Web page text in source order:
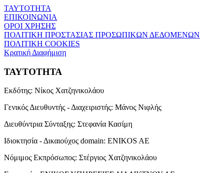
ΤΑΥΤΟΤΗΤΑ
ΕΠΙΚΟΙΝΩΝΙΑ
ΟΡΟΙ ΧΡΗΣΗΣ
ΠΟΛΙΤΙΚΗ ΠΡΟΣΤΑΣΙΑΣ ΠΡΟΣΩΠΙΚΩΝ ΔΕΔΟΜΕΝΩΝ
ΠΟΛΙΤΙΚΗ COOKIES
Κρατική Διαφήμιση
ΤΑΥΤΟΤΗΤΑ
Εκδότης: Νίκος Χατζηνικολάου
Γενικός Διευθυντής - Διαχειριστής: Μάνος Νιφλής
Διευθύντρια Σύνταξης: Στεφανία Κασίμη
Ιδιοκτησία - Δικαιούχος domain: ENIKOS AE
Νόμιμος Εκπρόσωπος: Στέργιος Χατζηνικολάου